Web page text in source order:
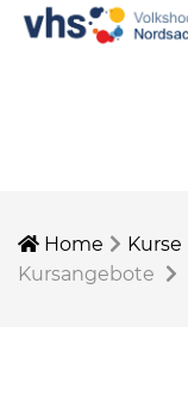
Home Kurse
Kursangebote